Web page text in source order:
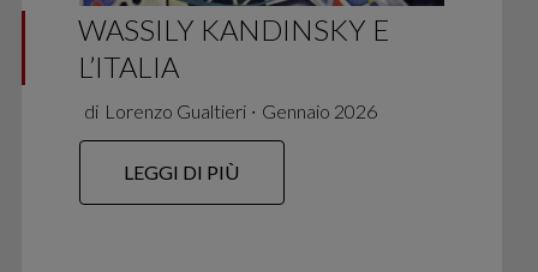
WASSILY KANDINSKY E
L’ITALIA
di Lorenzo Gualtieri ∙ Gennaio 2026
LEGGI DI PIÙ